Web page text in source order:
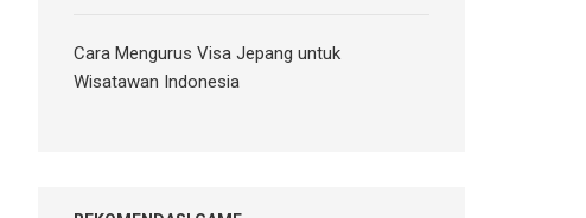
Cara Mengurus Visa Jepang untuk
Wisatawan Indonesia